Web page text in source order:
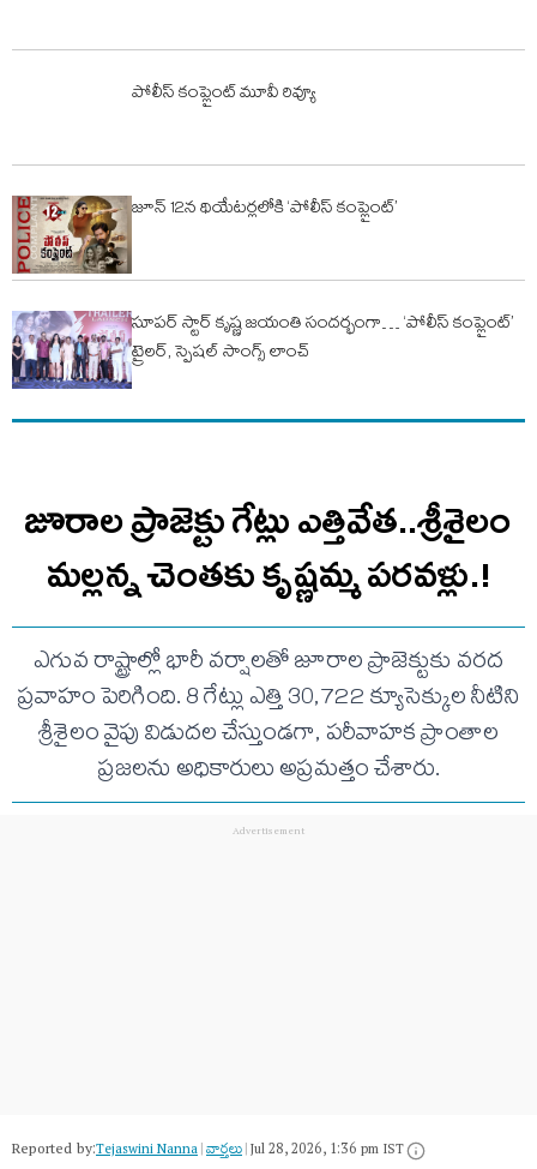
పోలీస్ కంప్లైంట్ మూవీ రివ్యూ
జూన్ 12న థియేటర్లలోకి ‘పోలీస్ కంప్లైంట్’
సూపర్ స్టార్ కృష్ణ జయంతి సందర్భంగా… ‘పోలీస్ కంప్లైంట్’
ట్రైలర్, స్పెషల్ సాంగ్స్ లాంచ్
జూరాల ప్రాజెక్టు గేట్లు ఎత్తివేత..శ్రీశైలం
మల్లన్న చెంతకు కృష్ణమ్మ పరవళ్లు.!
ఎగువ రాష్ట్రాల్లో భారీ వర్షాలతో జూరాల ప్రాజెక్టుకు వరద
ప్రవాహం పెరిగింది. 8 గేట్లు ఎత్తి 30,722 క్యూసెక్కుల నీటిని
శ్రీశైలం వైపు విడుదల చేస్తుండగా, పరీవాహక ప్రాంతాల
ప్రజలను అధికారులు అప్రమత్తం చేశారు.
Reported by:Tejaswini Nanna|వార్త‌లు|Jul 28, 2026, 1:36 pm IST